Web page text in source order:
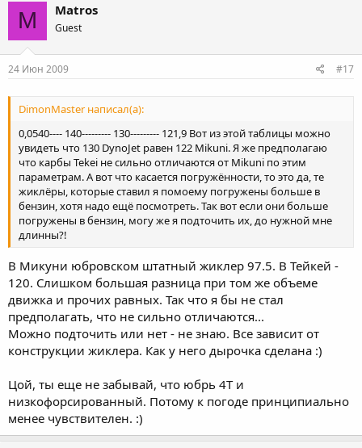
M Matros
Guest
24 Июн 2009 #17
DimonMaster написал(а):
0,0540---- 140--------- 130--------- 121,9 Вот из этой таблицы можно
увидеть что 130 DynoJet равен 122 Mikuni. Я же предполагаю
что карбы Tekei не сильно отличаются от Mikuni по этим
параметрам. А вот что касается погружённости, то это да, те
жиклёры, которые ставил я помоему погружены больше в
бензин, хотя надо ещё посмотреть. Так вот если они больше
погружены в бензин, могу же я подточить их, до нужной мне
длинны?!
В Микуни юбровском штатный жиклер 97.5. В Тейкей -
120. Слишком большая разница при том же объеме
движка и прочих равных. Так что я бы не стал
предполагать, что не сильно отличаются...
Можно подточить или нет - не знаю. Все зависит от
конструкции жиклера. Как у него дырочка сделана :)
Цой, ты еще не забывай, что юбрь 4Т и
низкофорсированный. Потому к погоде принципиально
менее чувствителен. :)